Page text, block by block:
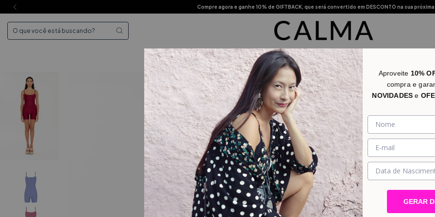
Compre agora e ganhe 10% de GIFTBACK, que será convertido em DESCONTO na sua
Mais Vendidos Novidades Categorias
Aproveite 10%
compra e
NOVIDADESe
GERAR